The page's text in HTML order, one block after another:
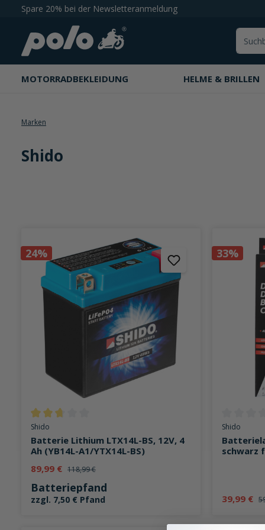
Zur Hauptnavigation springen
Spare 20% bei der Newsletteranmeldung
MOTORRADBEKLEIDUNG HELME & BRILLEN
Marken
Shido
24%
Durchschnittliche Bewertung von 2.7 von 5 Sternen
Shido
Batterie Lithium LTX14L-BS, 12V, 4
Ah (YB14L-A1/YTX14L-BS)
89,99 € 118,99 €
Batteriepfand
zzgl. 7,50 € Pfand
33%
Shido
schwarz
39,99 €